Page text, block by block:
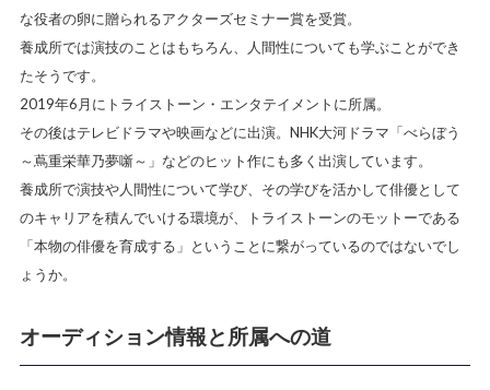
な役者の卵に贈られるアクターズセミナー賞を受賞。
養成所では演技のことはもちろん、人間性についても学ぶことができ
たそうです。
2019年6月にトライストーン・エンタテイメントに所属。
その後はテレビドラマや映画などに出演。NHK大河ドラマ「べらぼう
～蔦重栄華乃夢噺～」などのヒット作にも多く出演しています。
養成所で演技や人間性について学び、その学びを活かして俳優として
のキャリアを積んでいける環境が、トライストーンのモットーである
「本物の俳優を育成する」ということに繋がっているのではないでし
ょうか。
オーディション情報と所属への道